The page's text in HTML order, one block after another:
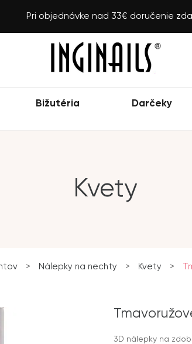
Pri objednávke nad 33€ doručenie
Bižutéria Darčeky
Kvety
> Nálepky na nechty > Kvety >
3D nálepky na